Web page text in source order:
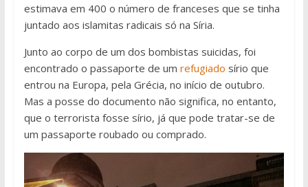
estimava em 400 o número de franceses que se tinha
juntado aos islamitas radicais só na Síria.
Junto ao corpo de um dos bombistas suicidas, foi
encontrado o passaporte de um refugiado sírio que
entrou na Europa, pela Grécia, no início de outubro.
Mas a posse do documento não significa, no entanto,
que o terrorista fosse sírio, já que pode tratar-se de
um passaporte roubado ou comprado.